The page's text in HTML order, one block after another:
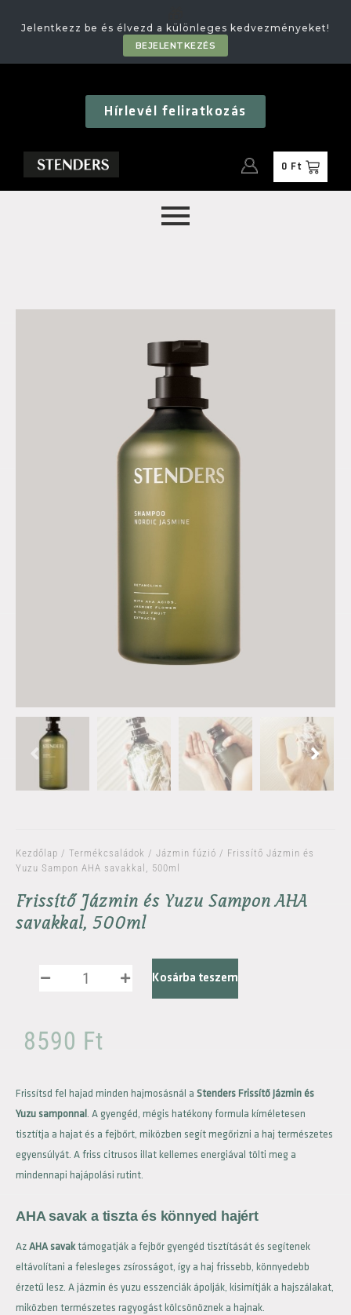
Jelentkezz be és élvezd a különleges kedvezményeket!
BEJELENTKEZÉS
Hírlevél feliratkozás
0 Ft
Kezdőlap / Termékcsaládok / Jázmin fúzió / Frissítő Jázmin és
Yuzu Sampon AHA savakkal, 500ml
Frissítő Jázmin és Yuzu Sampon AHA
savakkal, 500ml
Kosárba teszem
8590 Ft
Frissítsd fel hajad minden hajmosásnál a Stenders Frissítő Jázmin és
Yuzu samponnal. A gyengéd, mégis hatékony formula kíméletesen
tisztítja a hajat és a fejbőrt, miközben segít megőrizni a haj természetes
egyensúlyát. A friss citrusos illat kellemes energiával tölti meg a
mindennapi hajápolási rutint.
AHA savak a tiszta és könnyed hajért
AzAHA savaktámogatják a fejbőr gyengéd tisztítását és segítenek
eltávolítani a felesleges zsírosságot, így a haj frissebb, könnyedebb
érzetű lesz. A jázmin és yuzu esszenciák ápolják, kisimítják a hajszálakat,
miközben természetes ragyogást kölcsönöznek a hajnak.